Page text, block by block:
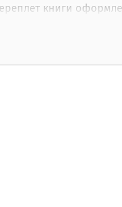
книги
Дизайн выполнен